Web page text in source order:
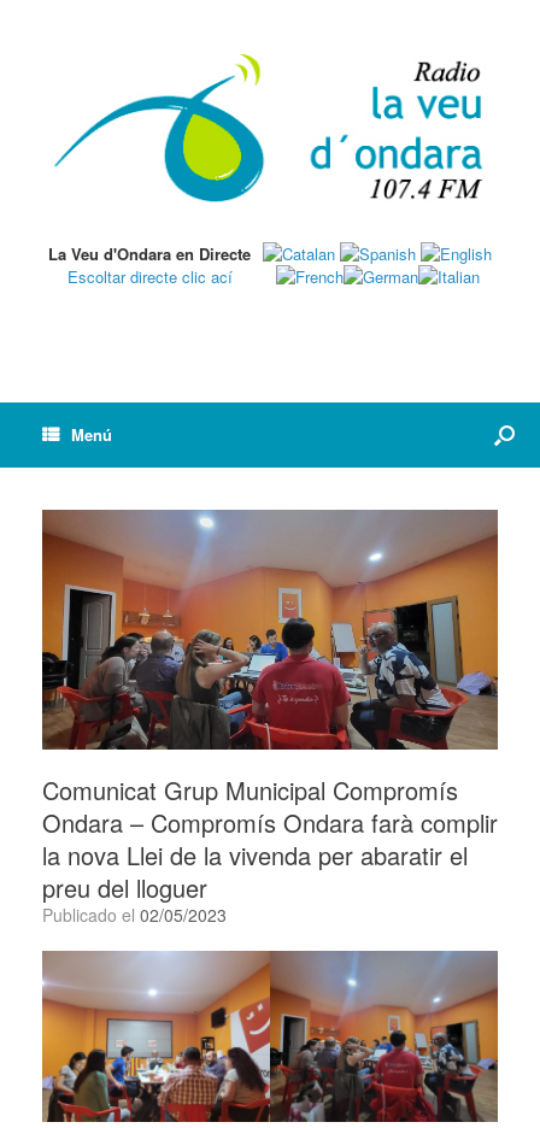
La Veu d'Ondara en Directe
Escoltar directe clic ací
Menú
Comunicat Grup Municipal Compromís
Ondara – Compromís Ondara farà complir
la nova Llei de la vivenda per abaratir el
preu del lloguer
Publicado el 02/05/2023